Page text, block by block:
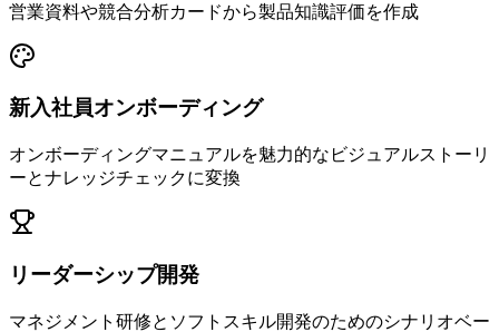
営業資料や競合分析カードから製品知識評価を作成
新入社員オンボーディング
オンボーディングマニュアルを魅力的なビジュアルストーリ
ーとナレッジチェックに変換
リーダーシップ開発
マネジメント研修とソフトスキル開発のためのシナリオベー